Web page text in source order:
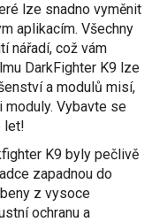
lze snadno vyměnit
aplikacím. Všechny
nářadí, což vám
DarkFighter K9 lze
a modulů misí,
Vybavte se
let!
K9 byly pečlivě
zapadnou do
z vysoce
ochranu a